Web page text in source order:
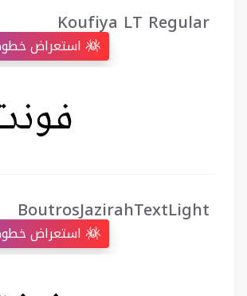
Koufiya LT Regular
BoutrosJazirahTextLight